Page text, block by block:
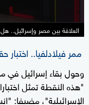
العلاقة بين مصر وإسرائيل.. هل
ممر فيلادلفيا.. اختبار
وحول بقاء إسرائيل في
"هذه النقطة تمثل
الإسرائيلية"، مضيفا: